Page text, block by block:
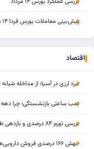
پیش‌بینی معاملات بورس فردا ۱۴ مرداد
اقتصاد
نبرد ارزی در آسیا؛ از مداخله‌
بمب ساعتی بازنشستگی؛ چرا دهه
بررسی تورم ۸۴ درصدی و بازدهی طلا و بورس
جهش ۱۶۶ درصدی فروش دارویی‌ها؛ بازگشت سودآوری به صنعت درمان